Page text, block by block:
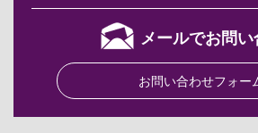
メールでお問
お問い合わせフォー